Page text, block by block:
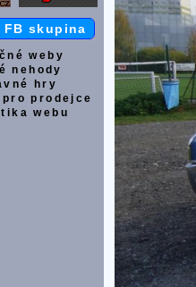
skupina
weby
nehody
hry
prodejce
webu